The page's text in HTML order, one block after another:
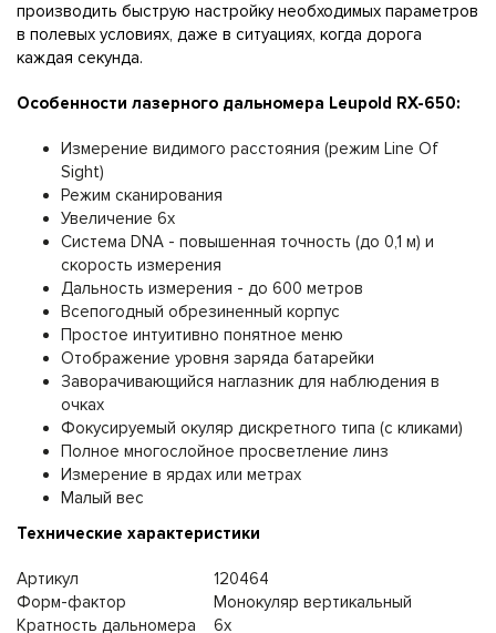
производить быструю настройку необходимых параметров
в полевых условиях, даже в ситуациях, когда дорога
каждая секунда.
Особенности лазерного дальномера Leupold RX-650:
Измерение видимого расстояния (режим Line Of
Sight)
Режим сканирования
Увеличение 6х
Система DNA - повышенная точность (до 0,1 м) и
скорость измерения
Дальность измерения - до 600 метров
Всепогодный обрезиненный корпус
Простое интуитивно понятное меню
Отображение уровня заряда батарейки
Заворачивающийся наглазник для наблюдения в
очках
Фокусируемый окуляр дискретного типа (с кликами)
Полное многослойное просветление линз
Измерение в ярдах или метрах
Малый вес
Технические характеристики
Артикул
120464
Форм-фактор
Монокуляр вертикальный
Кратность дальномера
6х